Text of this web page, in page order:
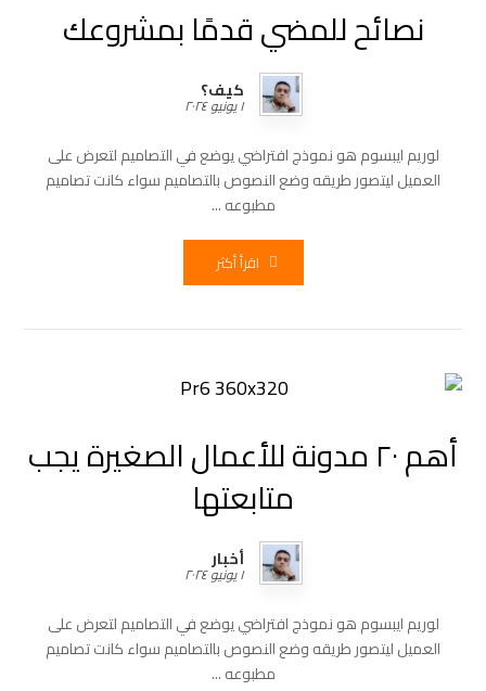
نصائح للمضي قدمًا بمشروعك
كيف؟
١ يونيو ٢٠٢٤
لوريم ايبسوم هو نموذج افتراضي يوضع في التصاميم لتعرض على
العميل ليتصور طريقه وضع النصوص بالتصاميم سواء كانت تصاميم
مطبوعه ...
اقرأ أكثر
أهم ٢٠ مدونة للأعمال الصغيرة يجب
متابعتها
أخبار
١ يونيو ٢٠٢٤
لوريم ايبسوم هو نموذج افتراضي يوضع في التصاميم لتعرض على
العميل ليتصور طريقه وضع النصوص بالتصاميم سواء كانت تصاميم
مطبوعه ...